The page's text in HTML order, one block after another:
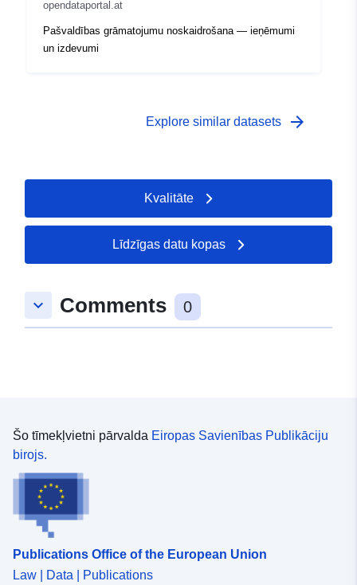
opendataportal.at
Pašvaldības grāmatojumu noskaidrošana — ieņēmumi
un izdevumi
Explore similar datasets arrow_forward
Kvalitāte
Līdzīgas datu kopas
keyboard_arrow_down Comments 0
Šo tīmekļvietni pārvalda Eiropas Savienības Publikāciju
birojs.
Publications Office of the European Union
Law | Data | Publications